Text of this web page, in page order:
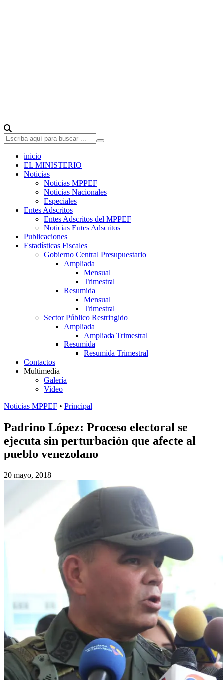
inicio
EL MINISTERIO
Noticias
Noticias MPPEF
Noticias Nacionales
Especiales
Entes Adscritos
Entes Adscritos del MPPEF
Noticias Entes Adscritos
Publicaciones
Estadísticas Fiscales
Gobierno Central Presupuestario
Ampliada
Mensual
Trimestral
Resumida
Mensual
Trimestral
Sector Público Restringido
Ampliada
Ampliada Trimestral
Resumida
Resumida Trimestral
Contactos
Multimedia
Galería
Video
Noticias MPPEF • Principal
Padrino López: Proceso electoral se
ejecuta sin perturbación que afecte al
pueblo venezolano
20 mayo, 2018